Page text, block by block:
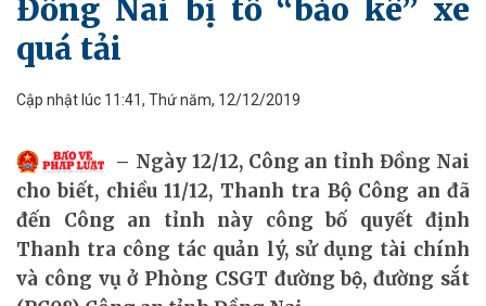
Đồng Nai bị tố “bảo kê” xe
quá tải
Cập nhật lúc 11:41, Thứ năm, 12/12/2019
Ngày 12/12, Công an tỉnh Đồng Nai
cho biết, chiều 11/12, Thanh tra Bộ Công an đã
đến Công an tỉnh này công bố quyết định
Thanh tra công tác quản lý, sử dụng tài chính
và công vụ ở Phòng CSGT đường bộ, đường sắt